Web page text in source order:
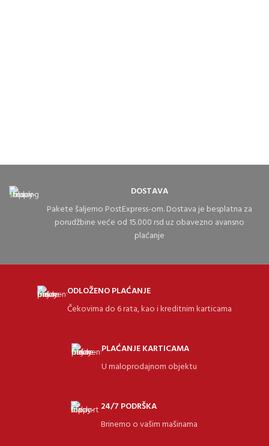
DOSTAVA
Pakete šaljemo PostExpress-om. Dostava je besplatna za
porudžbine veće od 15.000 rsd uz obavezno avansno
plaćanje
ODLOŽENO PLAĆANJE
Čekovima do 6 rata, kao i kreditnim karticama
PLAĆANJE KARTICAMA
U maloprodajnom objektu
24/7 PODRŠKA
Brinemo o vašim mašinama